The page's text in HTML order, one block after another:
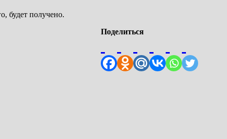
будет получено.
Поделиться